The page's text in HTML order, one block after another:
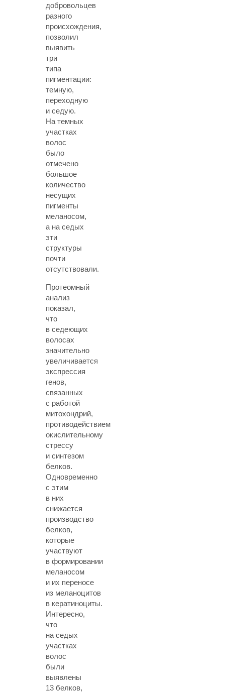
добровольцев
разного
происхождения,
позволил
выявить
три
типа
пигментации:
темную,
переходную
и седую.
На темных
участках
волос
было
отмечено
большое
количество
несущих
пигменты
меланосом,
а на седых
эти
структуры
почти
отсутствовали.
Протеомный
анализ
показал,
что
в седеющих
волосах
значительно
увеличивается
экспрессия
генов,
связанных
с работой
митохондрий,
противодействием
окислительному
стрессу
и синтезом
белков.
Одновременно
с этим
в них
снижается
производство
белков,
которые
участвуют
в формировании
меланосом
и их переносе
из меланоцитов
в кератиноциты.
Интересно,
что
на седых
участках
волос
были
выявлены
13 белков,